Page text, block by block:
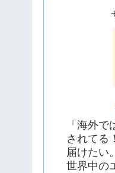
「海外
されてる
届けたい。
世界中の